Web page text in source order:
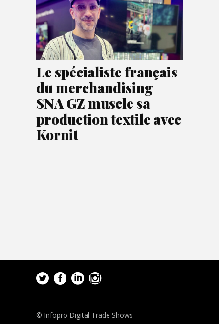
Le spécialiste français
du merchandising
SNA GZ muscle sa
production textile avec
Kornit
© Infopro Digital Trade Shows